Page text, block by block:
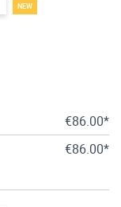
NEW
€86.00*
€86.00*